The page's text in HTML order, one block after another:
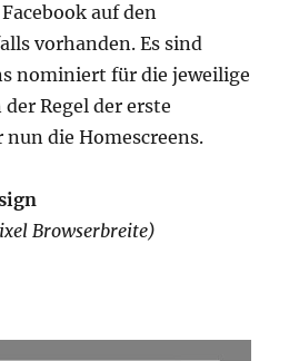
auf den
vorhanden. Es sind
nominiert für die jeweilige
Regel der erste
die Homescreens.
Browserbreite)